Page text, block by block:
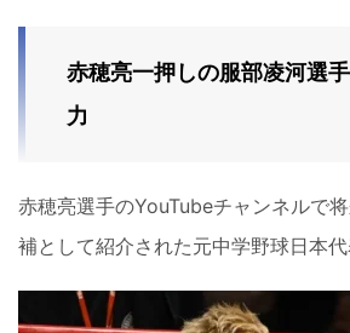
赤穂亮一押しの服部凌河選
力
赤穂亮選手のYouTubeチャンネルで
補として紹介された元中学野球日本代